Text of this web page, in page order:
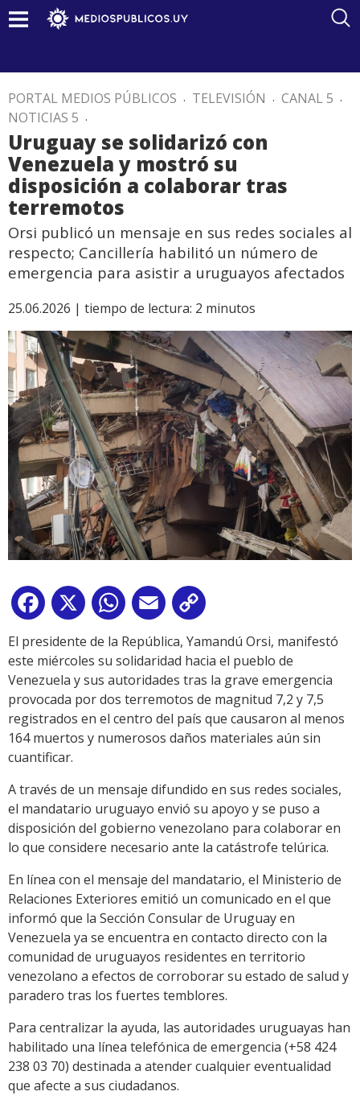
PORTAL MEDIOS PÚBLICOS . TELEVISIÓN . CANAL 5 .
NOTICIAS 5 .
Uruguay se solidarizó con
Venezuela y mostró su
disposición a colaborar tras
terremotos
Orsi publicó un mensaje en sus redes sociales al
respecto; Cancillería habilitó un número de
emergencia para asistir a uruguayos afectados
25.06.2026 | tiempo de lectura: 2 minutos
Facebook
X WhatsApp
Email
Link
El presidente de la República, Yamandú Orsi, manifestó
este miércoles su solidaridad hacia el pueblo de
Venezuela y sus autoridades tras la grave emergencia
provocada por dos terremotos de magnitud 7,2 y 7,5
registrados en el centro del país que causaron al menos
164 muertos y numerosos daños materiales aún sin
cuantificar.
A través de un mensaje difundido en sus redes sociales,
el mandatario uruguayo envió su apoyo y se puso a
disposición del gobierno venezolano para colaborar en
lo que considere necesario ante la catástrofe telúrica.
En línea con el mensaje del mandatario, el Ministerio de
Relaciones Exteriores emitió un comunicado en el que
informó que la Sección Consular de Uruguay en
Venezuela ya se encuentra en contacto directo con la
comunidad de uruguayos residentes en territorio
venezolano a efectos de corroborar su estado de salud y
paradero tras los fuertes temblores.
Para centralizar la ayuda, las autoridades uruguayas han
habilitado una línea telefónica de emergencia (+58 424
238 03 70) destinada a atender cualquier eventualidad
que afecte a sus ciudadanos.